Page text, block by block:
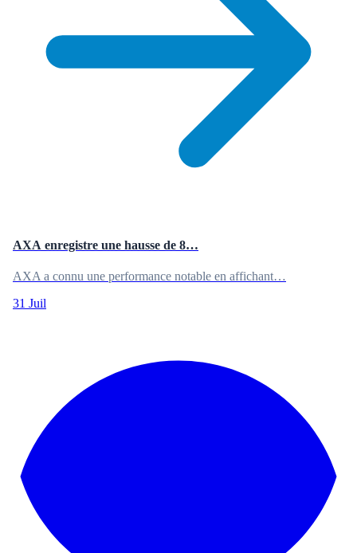
AXA enregistre une hausse de 8…
AXA a connu une performance notable en affichant…
31 Juil